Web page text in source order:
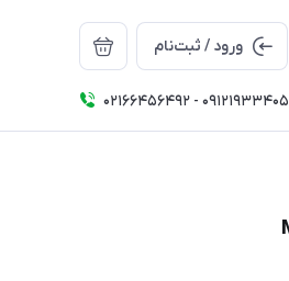
ورود / ثبت‌نام
02166456492 - 09121933405